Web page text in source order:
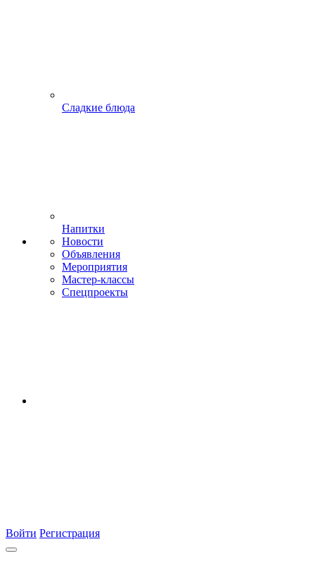
Сладкие блюда
Напитки
Новости
Объявления
Мероприятия
Мастер-классы
Спецпроекты
Войти Регистрация